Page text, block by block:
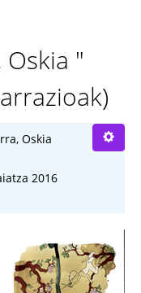
Oskia "
Oskia
2016